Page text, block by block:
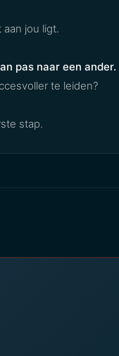
jou ligt.
pas naar een ander.
te leiden?
stap.